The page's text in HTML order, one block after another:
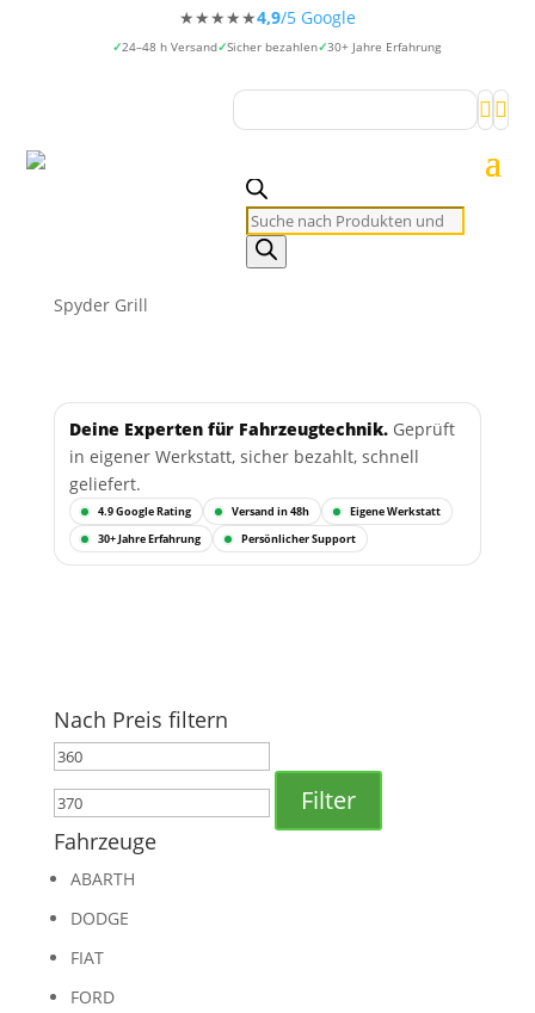
★★★★★4,9/5 Google
24–48 h Versand Sicher bezahlen 30+ Jahre Erfahrung


Products
search
Spyder Grill
Deine Experten für Fahrzeugtechnik.Geprüft
in eigener Werkstatt, sicher bezahlt, schnell
geliefert.
4.9 Google Rating Versand in 48h
Eigene Werkstatt
30+ Jahre Erfahrung
Persönlicher Support
Nach Preis filtern
Min.
Filter
Fahrzeuge
ABARTH
DODGE
FIAT
FORD